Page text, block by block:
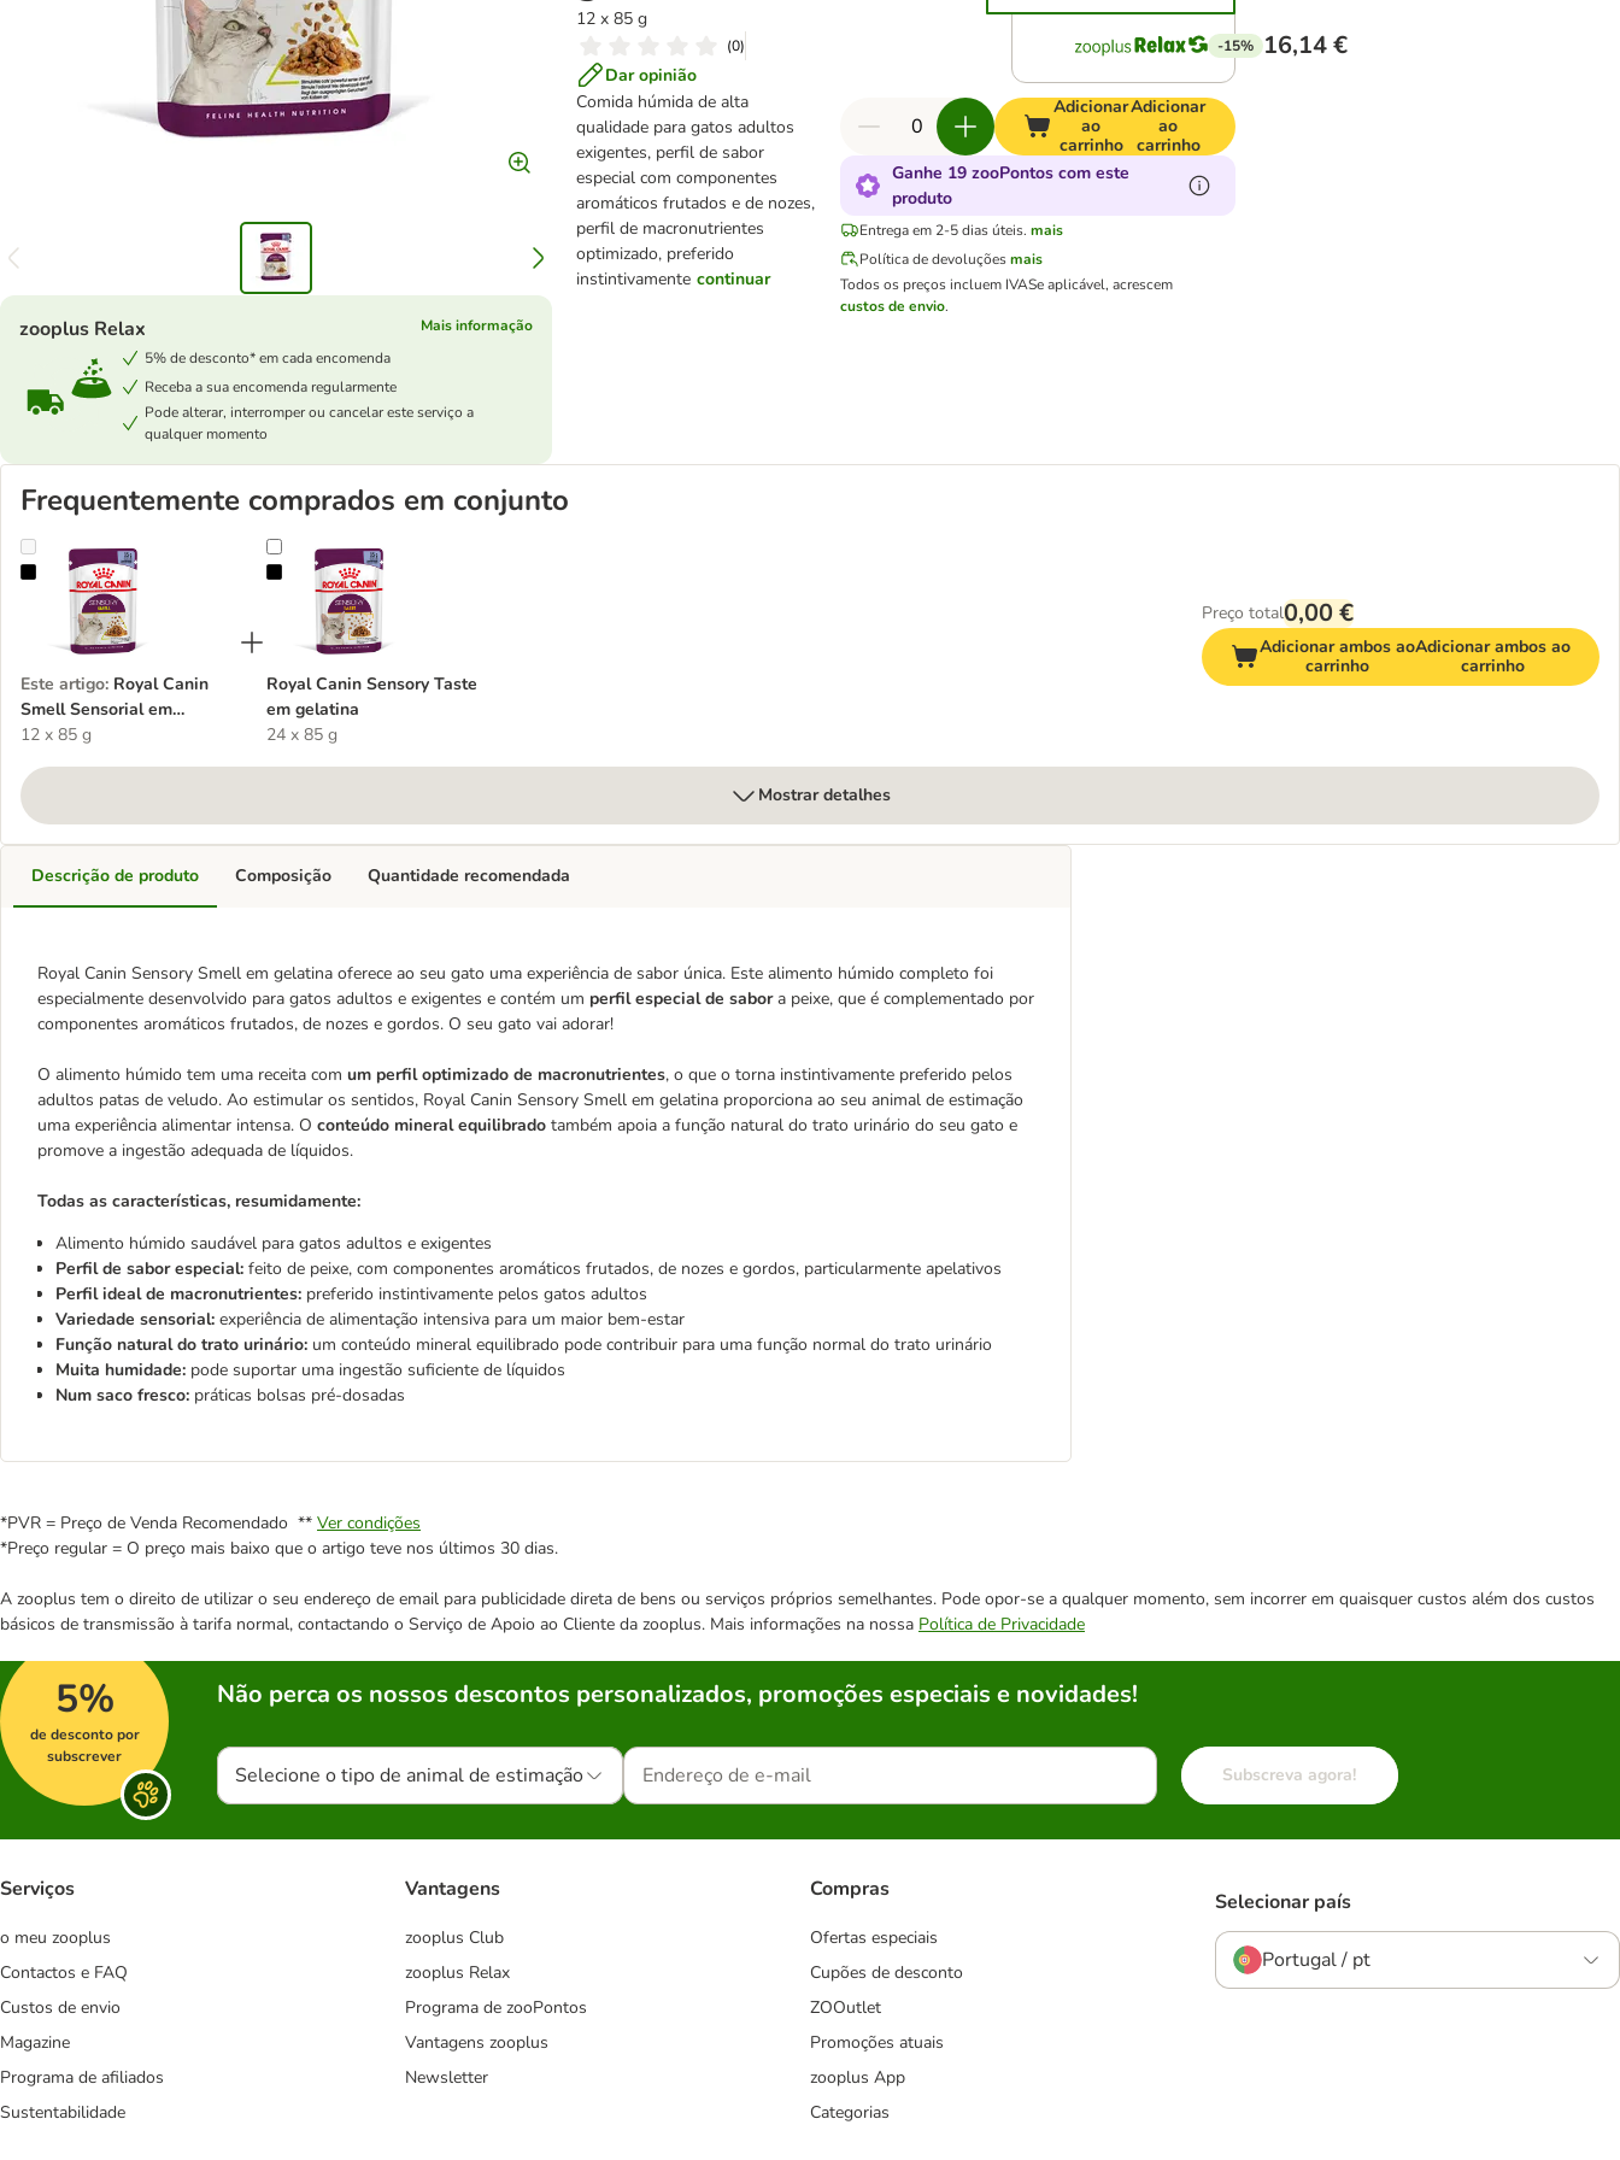
12 x 85 g
(0)
Dar opinião
Comida húmida de alta
qualidade para gatos adultos
exigentes, perfil de sabor
especial com componentes
aromáticos frutados e de nozes,
perfil de macronutrientes
optimizado, preferido
instintivamente continuar
zooplus Relax
Mais informação
5% de desconto* em cada encomenda
Receba a sua encomenda regularmente
Pode alterar, interromper ou cancelar este serviço a
qualquer momento
-15% 16,14 €
Adicionar
ao
carrinho
Adicionar
ao
carrinho
Ganhe 19 zooPontos com este
produto
Entrega em 2-5 dias úteis. mais
Política de devoluçõesmais
Todos os preços incluem IVASe aplicável, acrescem
custos de envio.
Frequentemente comprados em conjunto
Royal Canin Smell Sensorial em gelatina
Este artigo: Royal Canin
Smell Sensorial em
gelatina
12 x 85 g
Royal Canin Sensory Taste em gelatina
Royal Canin Sensory Taste
em gelatina
24 x 85 g
Preço total0,00 €
Adicionar ambos ao
carrinho
Adicionar ambos ao
carrinho
Mostrar detalhes
Descrição de produto
Royal Canin Sensory Smell em gelatina oferece ao seu gato uma experiência de sabor única. Este alimento húmido completo foi
especialmente desenvolvido para gatos adultos e exigentes e contém um perfil especial de sabora peixe, que é complementado por
componentes aromáticos frutados, de nozes e gordos. O seu gato vai adorar!
O alimento húmido tem uma receita com um perfil optimizado de macronutrientes, o que o torna instintivamente preferido pelos
adultos patas de veludo. Ao estimular os sentidos, Royal Canin Sensory Smell em gelatina proporciona ao seu animal de estimação
uma experiência alimentar intensa. O conteúdo mineral equilibrado também apoia a função natural do trato urinário do seu gato e
promove a ingestão adequada de líquidos.
Todas as características, resumidamente:
Alimento húmido saudável para gatos adultos e exigentes
Perfil de sabor especial: feito de peixe, com componentes aromáticos frutados, de nozes e gordos, particularmente apelativos
Perfil ideal de macronutrientes: preferido instintivamente pelos gatos adultos
Variedade sensorial: experiência de alimentação intensiva para um maior bem-estar
Função natural do trato urinário: um conteúdo mineral equilibrado pode contribuir para uma função normal do trato urinário
Muita humidade: pode suportar uma ingestão suficiente de líquidos
Num saco fresco: práticas bolsas pré-dosadas
Composição Quantidade recomendada
*PVR = Preço de Venda Recomendado ** Ver condições
*Preço regular = O preço mais baixo que o artigo teve nos últimos 30 dias.
A zooplus tem o direito de utilizar o seu endereço de email para publicidade direta de bens ou serviços próprios semelhantes. Pode opor-se a qualquer momento, sem incorrer em quaisquer custos além dos custos
básicos de transmissão à tarifa normal, contactando o Serviço de Apoio ao Cliente da zooplus. Mais informações na nossa Política de Privacidade
5%
de desconto por
subscrever
Não perca os nossos descontos personalizados, promoções especiais e novidades!
Selecione o tipo de animal de estimação Subscreva agora!
Serviços
o meu zooplus
Contactos e FAQ
Custos de envio
Magazine
Programa de afiliados
Sustentabilidade
Vantagens
zooplus Club
zooplus Relax
Programa de zooPontos
Vantagens zooplus
Newsletter
Compras
Ofertas especiais
Cupões de desconto
ZOOutlet
Promoções atuais
zooplus App
Categorias
Selecionar país
Portugal / pt